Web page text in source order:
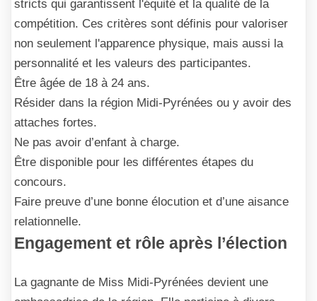
stricts qui garantissent l'équité et la qualité de la
compétition. Ces critères sont définis pour valoriser
non seulement l'apparence physique, mais aussi la
personnalité et les valeurs des participantes.
Être âgée de 18 à 24 ans.
Résider dans la région Midi-Pyrénées ou y avoir des
attaches fortes.
Ne pas avoir d’enfant à charge.
Être disponible pour les différentes étapes du
concours.
Faire preuve d’une bonne élocution et d’une aisance
relationnelle.
Engagement et rôle après l’élection
La gagnante de Miss Midi-Pyrénées devient une